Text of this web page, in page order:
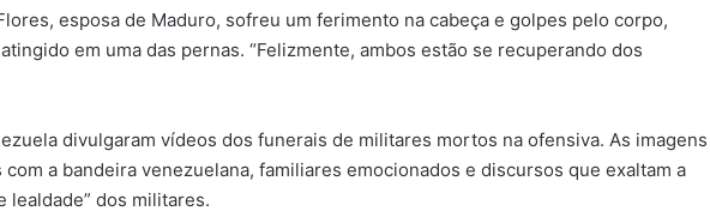
esposa de Maduro, sofreu um ferimento na cabeça e golpes pelo corpo,
em uma das pernas. “Felizmente, ambos estão se recuperando dos
divulgaram vídeos dos funerais de militares mortos na ofensiva. As imagens
a bandeira venezuelana, familiares emocionados e discursos que exaltam a
lealdade” dos militares.